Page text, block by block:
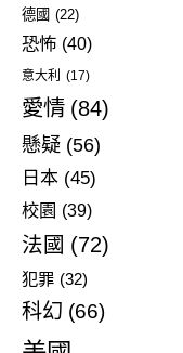
德國 (22)
恐怖 (40)
意大利 (17)
愛情 (84)
懸疑 (56)
日本 (45)
校園 (39)
法國 (72)
犯罪 (32)
科幻 (66)